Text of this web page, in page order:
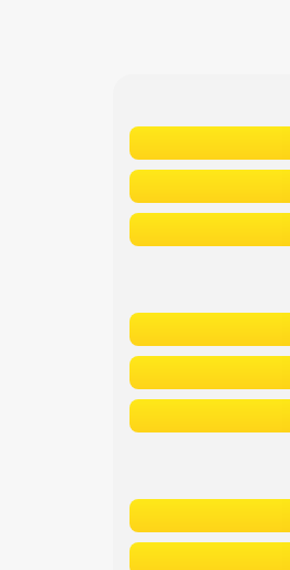
Сетевые отели Бали
Сетевые отели Сейшел
Сетевые отели Маврикия